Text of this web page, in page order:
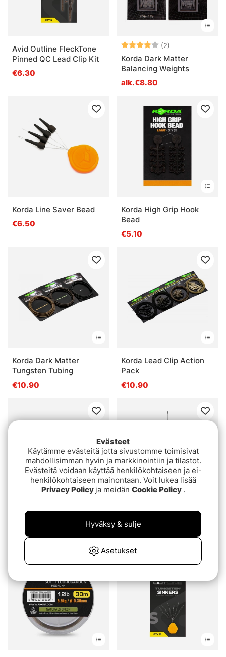
Avid Outline FleckTone
Pinned QC Lead Clip Kit
€6.30
Arvio: (2)
Korda Dark Matter
Balancing Weights
alk.€8.80
Korda Line Saver Bead
€6.50
Korda High Grip Hook
Bead
€5.10
Korda Dark Matter
Tungsten Tubing
€10.90
Korda Lead Clip Action
Pack
€10.90
Fox Edges Camo Tubing
€7.20
Korum Fluoro Quickstop
Needles 2 Pack
€4.50
Evästeet
Käytämme evästeitä jotta sivustomme toimisivat
mahdollisimman hyvin ja markkinointiin ja tilastot.
Evästeitä voidaan käyttää henkilökohtaiseen ja ei-
henkilökohtaiseen mainontaan. Voit lukea lisää
Privacy Policy ja meidän Cookie Policy .
Asetukset
Hyväksy & sulje